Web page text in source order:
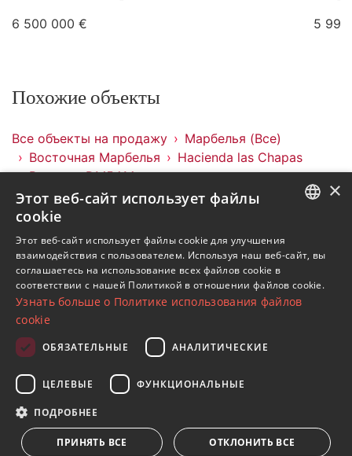
6 500 000 € 5
Похожие объекты
Все объекты на продажу
Марбелья (Все)
Восточная Марбелья
Hacienda las Chapas
Виллы
DM5414
Объекты в Hacienda las Chapas
Объекты в Марбелья (Все)
Виллы в Hacienda las Chapas
Получайте обновления о недвижимости, новостях
и образе жизни в Марбелье
Подписаться
SPANISH
FRENCH
×
Этот веб-сайт использует файлы
cookie
Этот веб-сайт использует файлы cookie для улучшения
взаимодействия с пользователем. Используя наш веб-сайт, вы
соглашаетесь на использование всех файлов cookie в
соответствии с нашей Политикой в ​​отношении файлов cookie.
Узнать больше о Политике использования файлов
cookie
ОБЯЗАТЕЛЬНЫЕ АНАЛИТИЧЕСКИЕ
ЦЕЛЕВЫЕ ФУНКЦИОНАЛЬНЫЕ
ПОДРОБНЕЕ
ПРИНЯТЬ ВСЕ ОТКЛОНИТЬ ВСЕ